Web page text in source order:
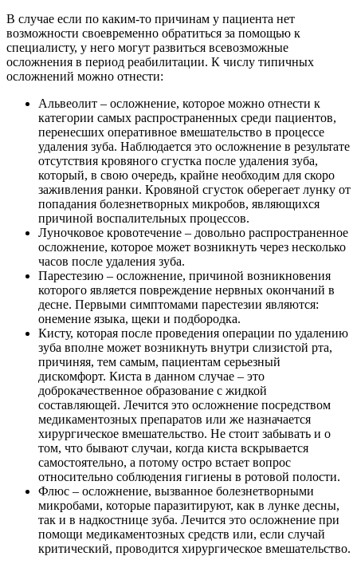
В случае если по каким-то причинам у пациента нет
возможности своевременно обратиться за помощью к
специалисту, у него могут развиться всевозможные
осложнения в период реабилитации. К числу типичных
осложнений можно отнести:
Альвеолит – осложнение, которое можно отнести к
категории самых распространенных среди пациентов,
перенесших оперативное вмешательство в процессе
удаления зуба. Наблюдается это осложнение в результате
отсутствия кровяного сгустка после удаления зуба,
который, в свою очередь, крайне необходим для скоро
заживления ранки. Кровяной сгусток оберегает лунку от
попадания болезнетворных микробов, являющихся
причиной воспалительных процессов.
Луночковое кровотечение – довольно распространенное
осложнение, которое может возникнуть через несколько
часов после удаления зуба.
Парестезию – осложнение, причиной возникновения
которого является повреждение нервных окончаний в
десне. Первыми симптомами парестезии являются:
онемение языка, щеки и подбородка.
Кисту, которая после проведения операции по удалению
зуба вполне может возникнуть внутри слизистой рта,
причиняя, тем самым, пациентам серьезный
дискомфорт. Киста в данном случае – это
доброкачественное образование с жидкой
составляющей. Лечится это осложнение посредством
медикаментозных препаратов или же назначается
хирургическое вмешательство. Не стоит забывать и о
том, что бывают случаи, когда киста вскрывается
самостоятельно, а потому остро встает вопрос
относительно соблюдения гигиены в ротовой полости.
Флюс – осложнение, вызванное болезнетворными
микробами, которые паразитируют, как в лунке десны,
так и в надкостнице зуба. Лечится это осложнение при
помощи медикаментозных средств или, если случай
критический, проводится хирургическое вмешательство.